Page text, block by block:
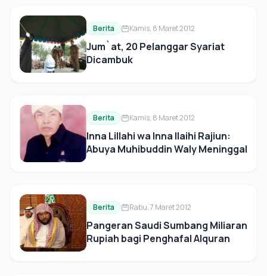
Berita Kamis, 8 Maret 2012
Jum`at, 20 Pelanggar Syariat
Dicambuk
Berita Kamis, 8 Maret 2012
Inna Lillahi wa Inna Ilaihi Rajiun:
Abuya Muhibuddin Waly Meninggal
Berita Rabu, 7 Maret 2012
Pangeran Saudi Sumbang Miliaran
Rupiah bagi Penghafal Alquran